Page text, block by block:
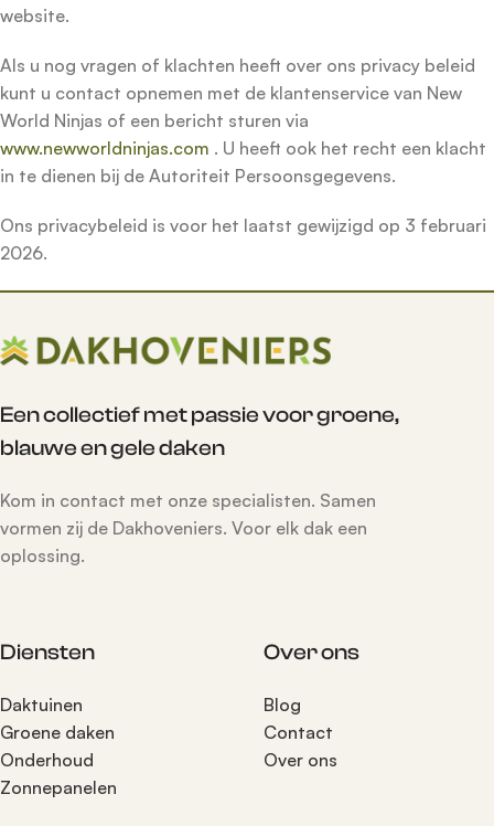
website.
Als u nog vragen of klachten heeft over ons privacy beleid
kunt u contact opnemen met de klantenservice van New
World Ninjas of een bericht sturen via
www.newworldninjas.com . U heeft ook het recht een klacht
in te dienen bij de Autoriteit Persoonsgegevens.
Ons privacybeleid is voor het laatst gewijzigd op 3 februari
2026.
Een collectief met passie voor groene,
blauwe en gele daken
Kom in contact met onze specialisten. Samen
vormen zij de Dakhoveniers. Voor elk dak een
oplossing.
Diensten
Daktuinen
Groene daken
Onderhoud
Zonnepanelen
Over ons
Blog
Contact
Over ons